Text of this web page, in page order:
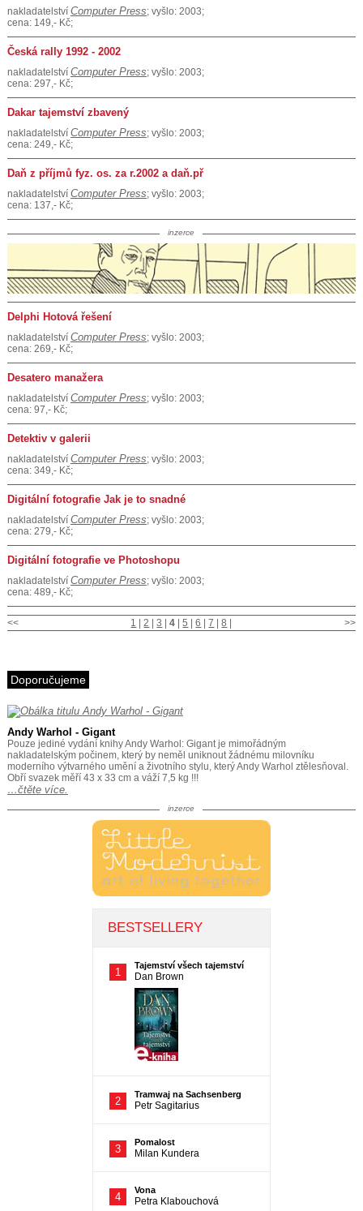
nakladatelství Computer Press; vyšlo: 2003;
cena: 149,- Kč;
Česká rally 1992 - 2002
nakladatelství Computer Press; vyšlo: 2003;
cena: 297,- Kč;
Dakar tajemství zbavený
nakladatelství Computer Press; vyšlo: 2003;
cena: 249,- Kč;
Daň z příjmů fyz. os. za r.2002 a daň.př
nakladatelství Computer Press; vyšlo: 2003;
cena: 137,- Kč;
inzerce
Delphi Hotová řešení
nakladatelství Computer Press; vyšlo: 2003;
cena: 269,- Kč;
Desatero manažera
nakladatelství Computer Press; vyšlo: 2003;
cena: 97,- Kč;
Detektiv v galerii
nakladatelství Computer Press; vyšlo: 2003;
cena: 349,- Kč;
Digitální fotografie Jak je to snadné
nakladatelství Computer Press; vyšlo: 2003;
cena: 279,- Kč;
Digitální fotografie ve Photoshopu
nakladatelství Computer Press; vyšlo: 2003;
cena: 489,- Kč;
<< >>
1 |2 |3 |4 |5 |6 |7 |8
Doporučujeme
Andy Warhol - Gigant
Pouze jediné vydání knihy Andy Warhol: Gigant je mimořádným
nakladatelským počinem, který by neměl uniknout žádnému milovníku
moderního výtvarného umění a životního stylu, který Andy Warhol ztělesňoval.
Obří svazek měří 43 x 33 cm a váží 7,5 kg !!!
…čtěte více.
inzerce